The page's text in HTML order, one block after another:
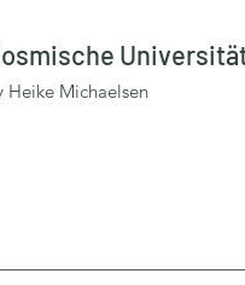
Heike Michaelsen